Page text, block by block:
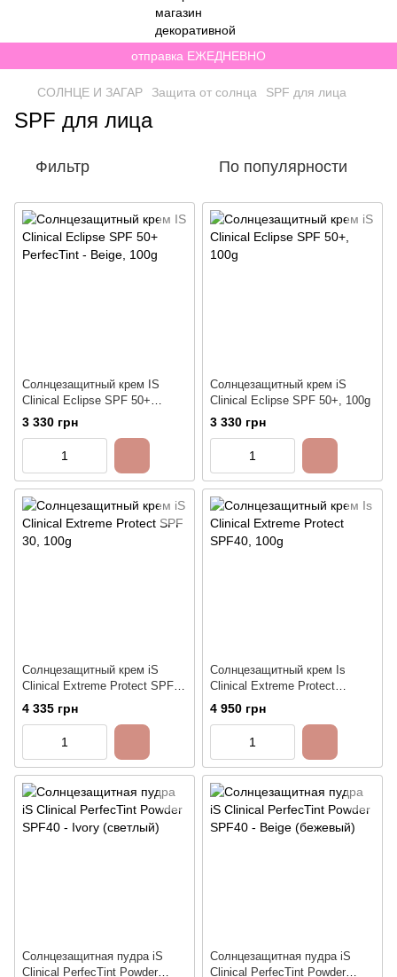
отправка ЕЖЕДНЕВНО
СОЛНЦЕ И ЗАГАР Защита от солнца SPF для лица
SPF для лица
Фильтр По популярности
Солнцезащитный крем IS
Clinical Eclipse SPF 50+
PerfecTint - Beige, 100g
3 330 грн
Солнцезащитный крем iS
Clinical Eclipse SPF 50+, 100g
3 330 грн
Солнцезащитный крем iS
Clinical Extreme Protect SPF
30, 100g
4 335 грн
Солнцезащитный крем Is
Clinical Extreme Protect
SPF40, 100g
4 950 грн
Солнцезащитная пудра iS
Clinical PerfecTint Powder
Солнцезащитная пудра iS
Clinical PerfecTint Powder